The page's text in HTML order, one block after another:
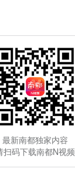
最新南都独家内容
扫码下载南都N视频